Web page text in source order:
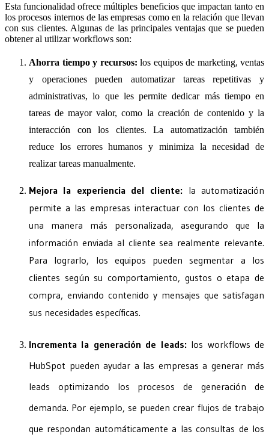
Esta funcionalidad ofrece múltiples beneficios que impactan tanto en
los procesos internos de las empresas como en la relación que llevan
con sus clientes. Algunas de las principales ventajas que se pueden
obtener al utilizar workflows son:
Ahorra tiempo y recursos: los equipos de marketing, ventas
y operaciones pueden automatizar tareas repetitivas y
administrativas, lo que les permite dedicar más tiempo en
tareas de mayor valor, como la creación de contenido y la
interacción con los clientes. La automatización también
reduce los errores humanos y minimiza la necesidad de
realizar tareas manualmente.
Mejora la experiencia del cliente: la automatización
permite a las empresas interactuar con los clientes de
una manera más personalizada, asegurando que la
información enviada al cliente sea realmente relevante.
Para lograrlo, los equipos pueden segmentar a los
clientes según su comportamiento, gustos o etapa de
compra, enviando contenido y mensajes que satisfagan
sus necesidades específicas.
Incrementa la generación de leads:los workflows de
HubSpot pueden ayudar a las empresas a generar más
leads optimizando los procesos de generación de
demanda. Por ejemplo, se pueden crear flujos de trabajo
que respondan automáticamente a las consultas de los